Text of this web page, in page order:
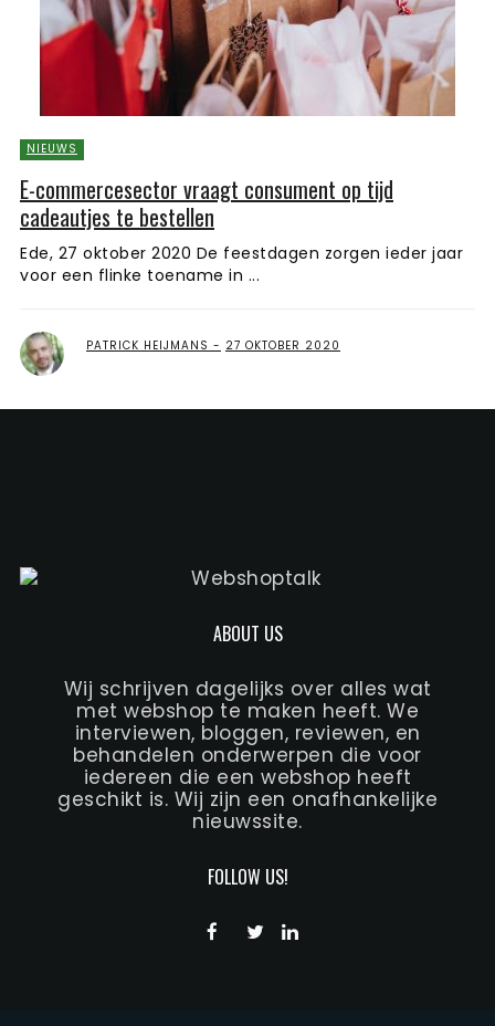
NIEUWS
E-commercesector vraagt consument op tijd
cadeautjes te bestellen
Ede, 27 oktober 2020 De feestdagen zorgen ieder jaar
voor een flinke toename in ...
PATRICK HEIJMANS 27 OKTOBER 2020
ABOUT US
Wij schrijven dagelijks over alles wat
met webshop te maken heeft. We
interviewen, bloggen, reviewen, en
behandelen onderwerpen die voor
iedereen die een webshop heeft
geschikt is. Wij zijn een onafhankelijke
nieuwssite.
FOLLOW US!